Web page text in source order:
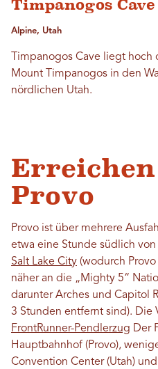
Timpanogos Cave
Alpine, Utah
Timpanogos Cave liegt
Mount Timpanogos in den
nördlichen Utah.
Provo
Provo ist über mehrere
etwa eine Stunde südlich von
Salt Lake City (wodurch
näher an die „Mighty 5“
darunter Arches und Capitol
3 Stunden entfernt sind). Die
FrontRunner-Pendlerzug Der
Hauptbahnhof (Provo),
Convention Center (Utah)